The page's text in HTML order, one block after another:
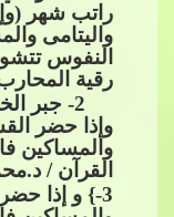
راتب شهر
واليتامى
النفوس
رقية
جبر
وإذا حضر
والمساكين
القرآن /
3-} و إذا حضر